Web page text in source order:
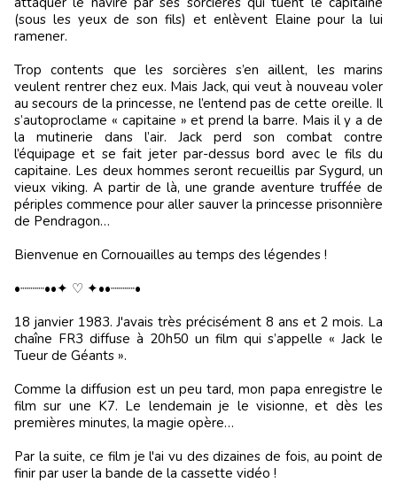
(sous les yeux de son fils) et enlèvent Elaine pour la lui
ramener.
Trop contents que les sorcières s’en aillent, les marins
veulent rentrer chez eux. Mais Jack, qui veut à nouveau voler
au secours de la princesse, ne l’entend pas de cette oreille. Il
s’autoproclame « capitaine » et prend la barre. Mais il y a de
la mutinerie dans l’air. Jack perd son combat contre
l’équipage et se fait jeter par-dessus bord avec le fils du
capitaine. Les deux hommes seront recueillis par Sygurd, un
vieux viking. A partir de là, une grande aventure truffée de
périples commence pour aller sauver la princesse prisonnière
de Pendragon…
Bienvenue en Cornouailles au temps des légendes !
•┈┈┈••✦ ♡ ✦••┈┈┈•
18 janvier 1983. J'avais très précisément 8 ans et 2 mois. La
chaîne FR3 diffuse à 20h50 un film qui s’appelle « Jack le
Tueur de Géants ».
Comme la diffusion est un peu tard, mon papa enregistre le
film sur une K7. Le lendemain je le visionne, et dès les
premières minutes, la magie opère…
Par la suite, ce film je l'ai vu des dizaines de fois, au point de
finir par user la bande de la cassette vidéo !